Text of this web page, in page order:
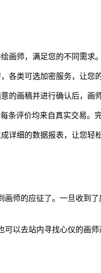
师，满足您的不同需求。
类可选加密服务，让您的
画稿并进行确认后，画师
评价均来自真实交易。
细的数据报表，让您轻松
的应征了。一旦收到了
以去站内寻找心仪的画师